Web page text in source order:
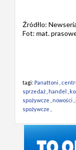
Źródłlo:
Fot: mat.
tagi: Panattoni
sprzedaż handel
spożywcze
nowości
spożywcze